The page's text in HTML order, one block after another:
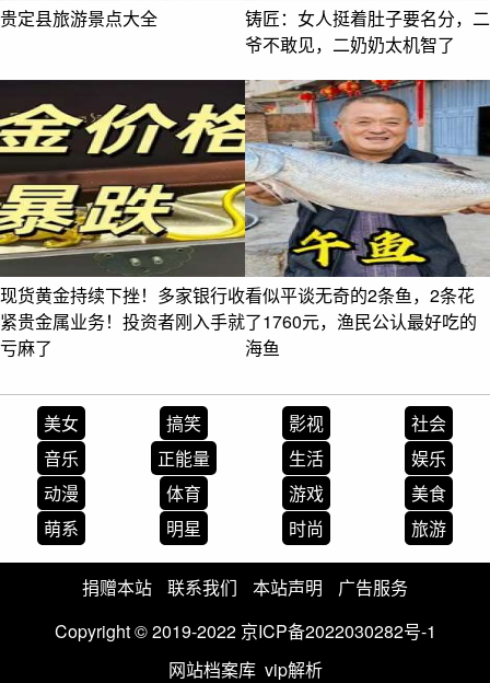
贵定县旅游景点大全
铸匠：女人挺着肚子要名分，二
爷不敢见，二奶奶太机智了
现货黄金持续下挫！多家银行收
紧贵金属业务！投资者刚入手就
亏麻了
看似平谈无奇的2条鱼，2条花
了1760元，渔民公认最好吃的
海鱼
美女 搞笑 影视
社会
音乐
正能量 生活
娱乐
动漫
体育 游戏
美食
萌系
明星 时尚 旅游
捐赠本站 联系我们 本站声明
广告服务
Copyright © 2019-2022 京ICP备2022030282号-1
网站档案库 vip解析